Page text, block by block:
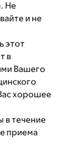
Не
и не
этот
в
Вашего
хорошее
в течение
приема